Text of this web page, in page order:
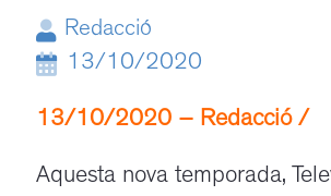
Redacció
13/10/2020
13/10/2020 – Redacció /
Aquesta nova temporada,